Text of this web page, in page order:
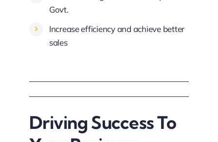
Govt.
Increase efficiency and achieve better
sales
Driving Success To